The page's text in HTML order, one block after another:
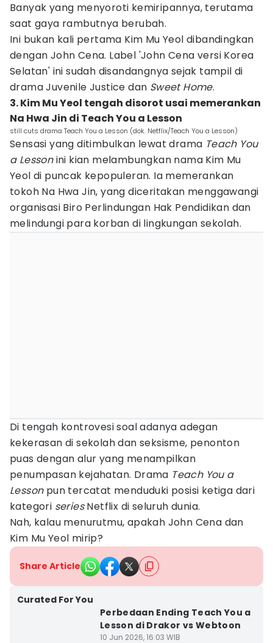
Banyak yang menyoroti kemiripannya, terutama
saat gaya rambutnya berubah.
Ini bukan kali pertama Kim Mu Yeol dibandingkan
dengan John Cena. Label 'John Cena versi Korea
Selatan' ini sudah disandangnya sejak tampil di
drama Juvenile Justice dan Sweet Home.
3. Kim Mu Yeol tengah disorot usai memerankan
Na Hwa Jin di Teach You a Lesson
still cuts drama Teach You a Lesson (dok. Netflix/Teach You a Lesson)
Sensasi yang ditimbulkan lewat drama Teach You
a Lessonini kian melambungkan nama Kim Mu
Yeol di puncak kepopuleran. Ia memerankan
tokoh Na Hwa Jin, yang diceritakan menggawangi
organisasi Biro Perlindungan Hak Pendidikan dan
melindungi para korban di lingkungan sekolah.
Di tengah kontrovesi soal adanya adegan
kekerasan di sekolah dan seksisme, penonton
puas dengan alur yang menampilkan
penumpasan kejahatan. Drama Teach You a
Lesson pun tercatat menduduki posisi ketiga dari
kategori seriesNetflix di seluruh dunia.
Nah, kalau menurutmu, apakah John Cena dan
Kim Mu Yeol mirip?
Share Article
Curated For You
Perbedaan Ending Teach You a
Lesson di Drakor vs Webtoon
10 Jun 2026, 16:03 WIB